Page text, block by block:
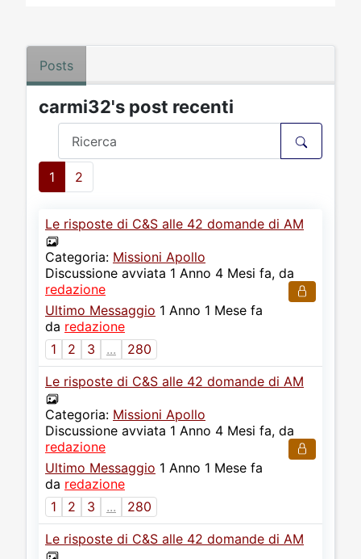
Posts
carmi32's post recenti
1 2
Le risposte di C&S alle 42 domande di AM
Categoria: Missioni Apollo
Discussione avviata 1 Anno 4 Mesi fa, da
redazione
Ultimo Messaggio 1 Anno 1 Mese fa
da redazione
1
2 3 ...
280
Le risposte di C&S alle 42 domande di AM
Categoria: Missioni Apollo
Discussione avviata 1 Anno 4 Mesi fa, da
redazione
Ultimo Messaggio 1 Anno 1 Mese fa
da redazione
1
2 3 ...
280
Le risposte di C&S alle 42 domande di AM